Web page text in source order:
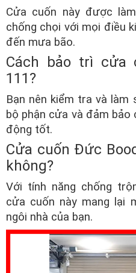
Cửa cuốn này được
chống chọi với mọi điều
đến mưa bão.
Cách bảo trì cửa
111?
Bạn nên kiểm tra và làm
bộ phận cửa và đảm
động tốt.
Cửa cuốn Đức
không?
Với tính năng chống
cửa cuốn này mang lại
ngôi nhà của bạn.